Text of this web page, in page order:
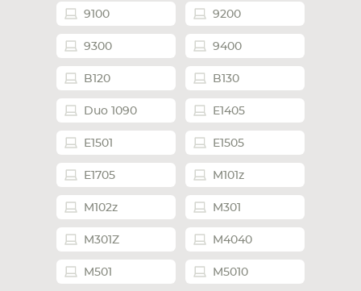
9100 9200
9300 9400
B120 B130
Duo 1090 E1405
E1501 E1505
E1705 M101z
M102z M301
M301Z M4040
M501 M5010